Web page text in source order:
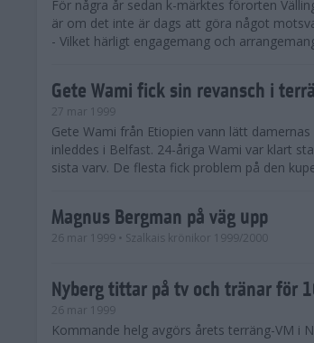
För några år sedan k-märktes förorten
är om det inte är dags att göra något
- Vilket härligt engagemang och
Gete Wami fick sin revansch i
27 mar 1999
Gete Wami från Etiopien vann lätt
inleddes i Belfast. 24-åriga Wami var klart
sista varv. De flesta fick problem på den
Magnus Bergman på väg upp
26 mar 1999 • Szalkais krönikor 1999/2000
Nyberg tittar på tv och tränar för
26 mar 1999
Kommande helg avgörs årets terräng-VM i